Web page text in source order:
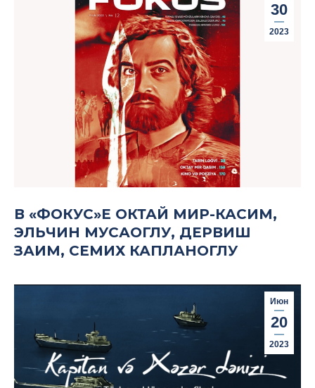
30
2023
В «ФОКУС»Е ОКТАЙ МИР-КАСИМ,
ЭЛЬЧИН МУСАОГЛУ, ДЕРВИШ
ЗАИМ, СЕМИХ КАПЛАНОГЛУ
Июн
20
2023